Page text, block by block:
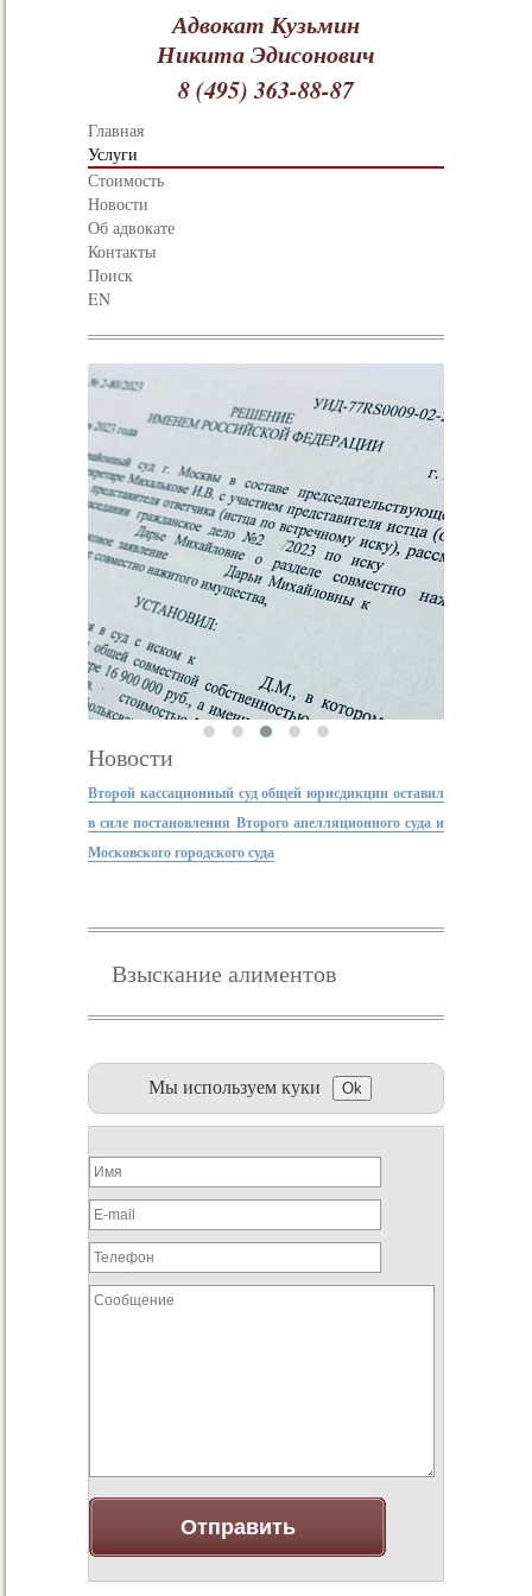
Адвокат Кузьмин
Никита Эдисонович
8 (495) 363-88-87
Главная
Услуги
Стоимость
Новости
Об адвокате
Контакты
Поиск
EN
Новости
Второй кассационный суд общей юрисдикции оставил
в силе постановления Второго апелляционного суда и
Московского городского суда
Взыскание алиментов
Мы используем куки Ok